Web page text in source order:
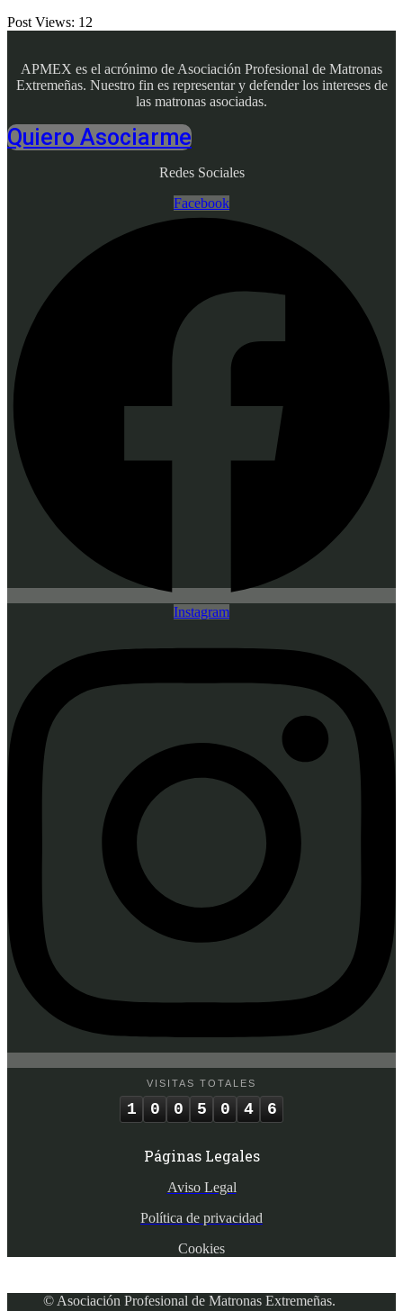
Post Views: 12
APMEX es el acrónimo de Asociación Profesional de Matronas
Extremeñas. Nuestro fin es representar y defender los intereses de
las matronas asociadas.
Quiero Asociarme
Redes Sociales
Facebook
Instagram
VISITAS TOTALES
1 0 0 5 0 4 6
Páginas Legales
Aviso Legal
Política de privacidad
Cookies
© Asociación Profesional de Matronas Extremeñas.